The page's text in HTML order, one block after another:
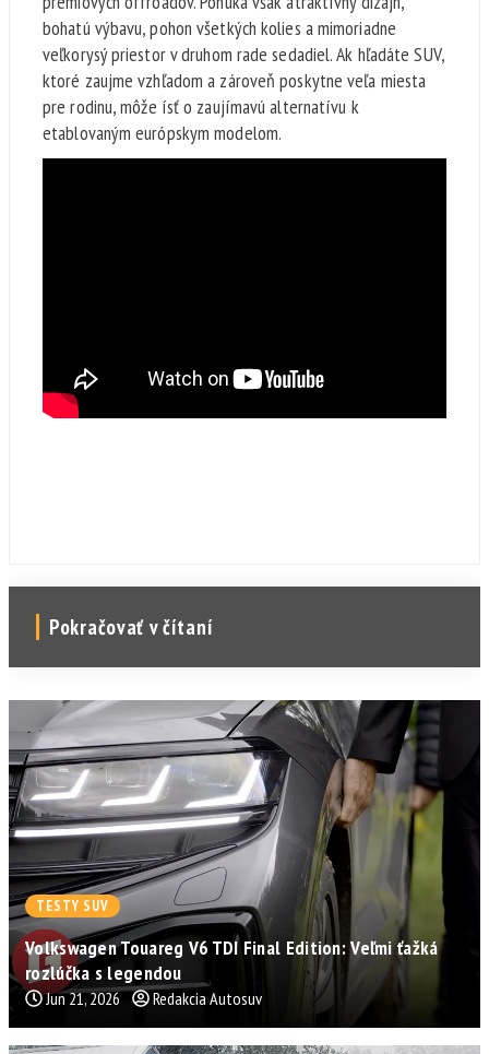
bohatú výbavu, pohon všetkých kolies a mimoriadne
veľkorysý priestor v druhom rade sedadiel. Ak hľadáte SUV,
ktoré zaujme vzhľadom a zároveň poskytne veľa miesta
pre rodinu, môže ísť o zaujímavú alternatívu k
etablovaným európskym modelom.
Pokračovať v čítaní
TESTY SUV
Volkswagen Touareg V6 TDI Final Edition: Veľmi ťažká
rozlúčka s legendou
Jun 21, 2026 Redakcia Autosuv